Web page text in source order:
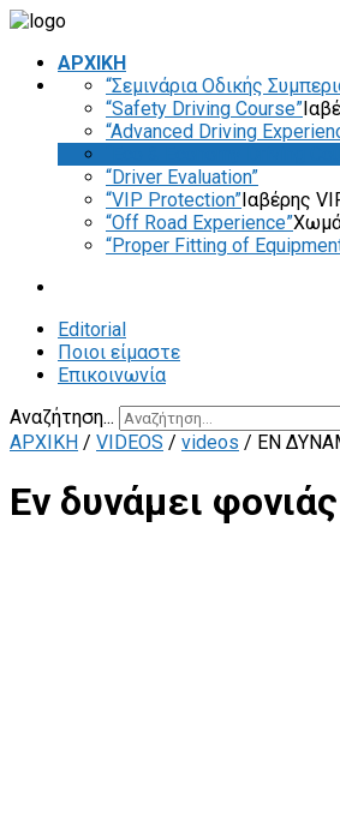
ΑΡΧΙΚΗ
“Σεμινάρια Οδικής
“Safety Driving Course”
“Advanced Driving
“Driver Evaluation”
“VIP Protection”Ιαβέρης
“Off Road Experience”
“Proper Fitting of
Editorial
Ποιοι είμαστε
Επικοινωνία
Αναζήτηση...
ΑΡΧΙΚΗ / VIDEOS / videos / ΕΝ
Εν δυνάμει φονιάς